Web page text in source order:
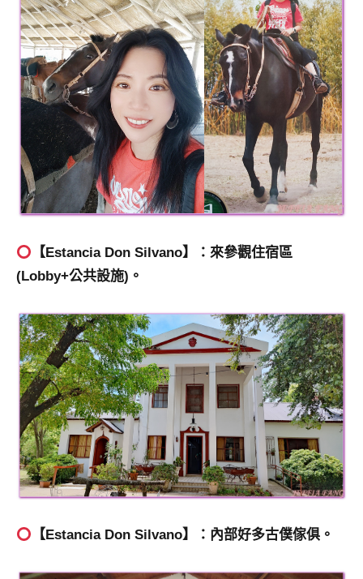
【Estancia Don Silvano】：來參觀住宿區
(Lobby+公共設施)。
【Estancia Don Silvano】：內部好多古僕傢俱。